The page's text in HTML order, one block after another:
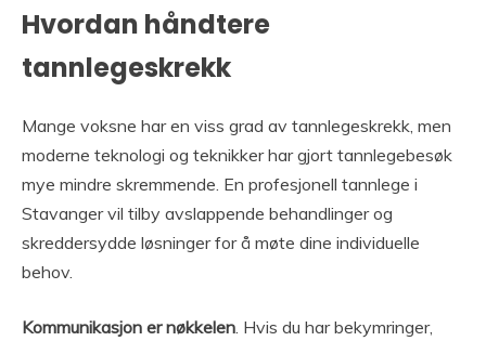
Hvordan håndtere
tannlegeskrekk
Mange voksne har en viss grad av tannlegeskrekk, men
moderne teknologi og teknikker har gjort tannlegebesøk
mye mindre skremmende. En profesjonell tannlege i
Stavanger vil tilby avslappende behandlinger og
skreddersydde løsninger for å møte dine individuelle
behov.
Kommunikasjon er nøkkelen . Hvis du har bekymringer,